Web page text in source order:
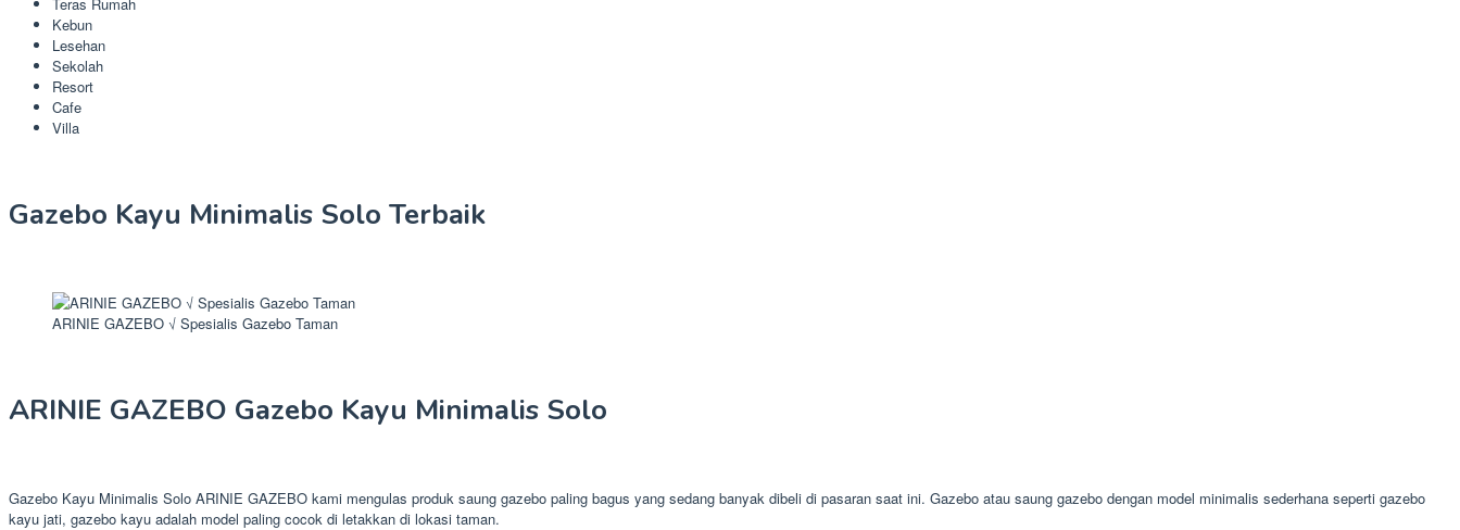
Kebun
Lesehan
Sekolah
Resort
Cafe
Villa
Gazebo Kayu Minimalis Solo Terbaik
ARINIE GAZEBO √ Spesialis Gazebo Taman
ARINIE GAZEBO Gazebo Kayu Minimalis Solo
Gazebo Kayu Minimalis Solo ARINIE GAZEBO kami mengulas produk saung gazebo paling bagus yang sedang banyak dibeli di pasaran saat ini. Gazebo atau saung gazebo dengan model minimalis sederhana seperti gazebo
kayu jati, gazebo kayu adalah model paling cocok di letakkan di lokasi taman.